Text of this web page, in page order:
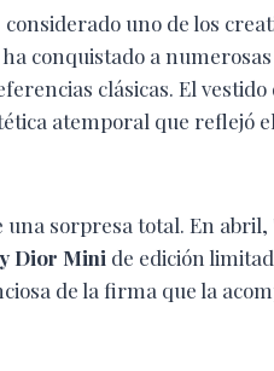
uno de los
conquistado a
clásicas. El vestido
atemporal que reflejó
sorpresa total. En
Dior Mini de edición
de la firma que la